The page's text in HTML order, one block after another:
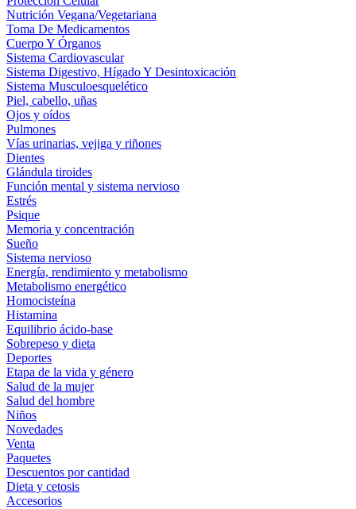
Nutrición Vegana/Vegetariana
Toma De Medicamentos
Cuerpo Y Órganos
Sistema Cardiovascular
Sistema Digestivo, Hígado Y Desintoxicación
Sistema Musculoesquelético
Piel, cabello, uñas
Ojos y oídos
Pulmones
Vías urinarias, vejiga y riñones
Dientes
Glándula tiroides
Función mental y sistema nervioso
Estrés
Psique
Memoria y concentración
Sueño
Sistema nervioso
Energía, rendimiento y metabolismo
Metabolismo energético
Homocisteína
Histamina
Equilibrio ácido-base
Sobrepeso y dieta
Deportes
Etapa de la vida y género
Salud de la mujer
Salud del hombre
Niños
Novedades
Venta
Paquetes
Descuentos por cantidad
Dieta y cetosis
Accesorios